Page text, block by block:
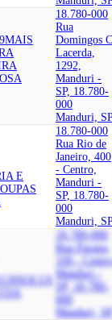
MAIS
18.780-000
Rua
Domingos
Lacerda,
1292,
Manduri -
SP, 18.780-
000
Manduri,
E
18.780-000
Rua Rio de
Janeiro, 400
- Centro,
Manduri -
SP, 18.780-
000
Manduri,
18.780-000
Rua Parana,
330 -
Manduri -
SP, 18.780-
000
Manduri, SP